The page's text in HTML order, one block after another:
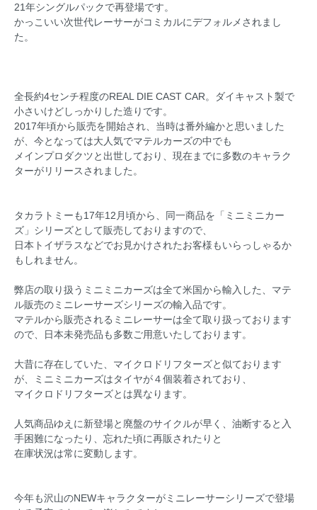
21年シングルパックで再登場です。
かっこいい次世代レーサーがコミカルにデフォルメされまし
た。
全長約4センチ程度のREAL DIE CAST CAR。ダイキャスト製で
小さいけどしっかりした造りです。
2017年頃から販売を開始され、当時は番外編かと思いました
が、今となっては大人気でマテルカーズの中でも
メインプロダクツと出世しており、現在までに多数のキャラク
ターがリリースされました。
タカラトミーも17年12月頃から、同一商品を「ミニミニカー
ズ」シリーズとして販売しておりますので、
日本トイザラスなどでお見かけされたお客様もいらっしゃるか
もしれません。
弊店の取り扱うミニミニカーズは全て米国から輸入した、マテ
ル販売のミニレーサーズシリーズの輸入品です。
マテルから販売されるミニレーサーは全て取り扱っております
ので、日本未発売品も多数ご用意いたしております。
大昔に存在していた、マイクロドリフターズと似ております
が、ミニミニカーズはタイヤが４個装着されており、
マイクロドリフターズとは異なります。
人気商品ゆえに新登場と廃盤のサイクルが早く、油断すると入
手困難になったり、忘れた頃に再販されたりと
在庫状況は常に変動します。
今年も沢山のNEWキャラクターがミニレーサーシリーズで登場